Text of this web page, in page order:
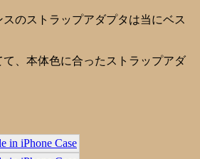
のストラップアダプタは当にベス
、本体色に合ったストラップアダ